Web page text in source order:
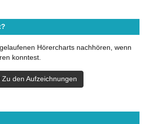
Hörercharts nachhören, wenn
konntest.
Zu den Aufzeichnungen